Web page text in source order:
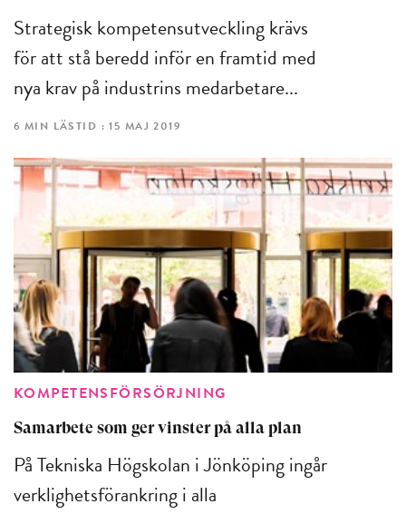
Strategisk kompetensutveckling krävs
för att stå beredd inför en framtid med
nya krav på industrins medarbetare...
6 MIN LÄSTID : 15 MAJ 2019
KOMPETENSFÖRSÖRJNING
Samarbete som ger vinster på alla plan
På Tekniska Högskolan i Jönköping ingår
verklighetsförankring i alla